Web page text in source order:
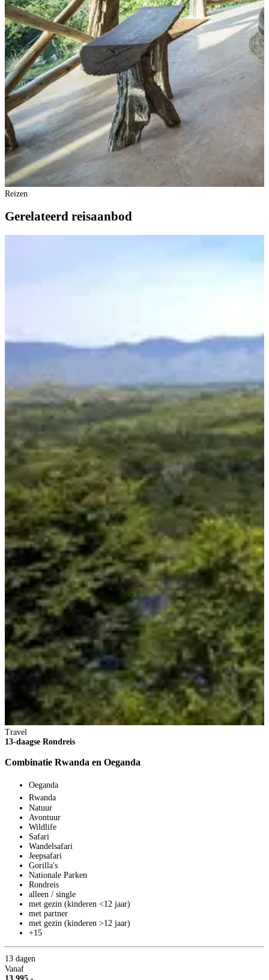
Reizen
Gerelateerd reisaanbod
Travel
13-daagse Rondreis
Combinatie Rwanda en Oeganda
Oeganda
Rwanda
Natuur
Avontuur
Wildlife
Safari
Wandelsafari
Jeepsafari
Gorilla's
Nationale Parken
Rondreis
alleen / single
met gezin (kinderen <12 jaar)
met partner
met gezin (kinderen >12 jaar)
+15
13 dagen
Vanaf